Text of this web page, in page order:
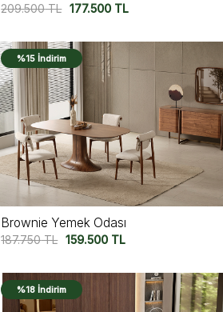
209.500TL 177.500 TL
%15 İndirim
Brownie Yemek Odası
187.750TL 159.500 TL
%18 İndirim